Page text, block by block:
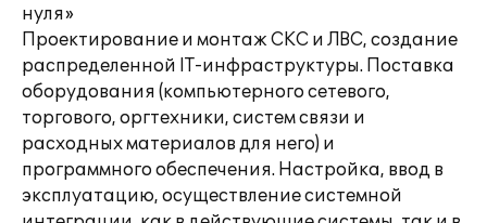
нуля»
Проектирование и монтаж СКС и ЛВС, создание
распределенной IT-инфраструктуры. Поставка
оборудования (компьютерного сетевого,
торгового, оргтехники, систем связи и
расходных материалов для него) и
программного обеспечения. Настройка, ввод в
эксплуатацию, осуществление системной